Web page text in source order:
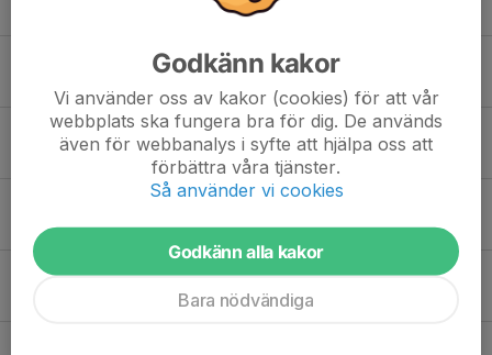
TRUPPEN 2026/2027
JANNE & KRISTINA KLARA FÖR 26/27!
20 jul, 12:00 0
GÖRAN KLAR FÖR SIN 27:E SÄSONG!
20 jul, 07:00 0
CARL KLAR FÖR SIN ANDRA SÄSONG!
0
Godkänn kakor
Vi använder oss av kakor (cookies) för att vår
webbplats ska fungera bra för dig. De används
även för webbanalys i syfte att hjälpa oss att
förbättra våra tjänster.
Så använder vi cookies
Godkänn alla kakor
Bara nödvändiga